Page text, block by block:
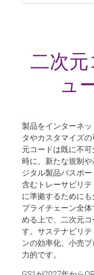
二次元
ュ
製品をインターネ
タやカスタマイズ
元コードは既に不
時に、新たな規制
ジタル製品パスポ
含むトレーサビリ
に準拠するために
プライチェーン全
める上で、二次元
す。サステナビリ
ンの効率化、小売
力的です。